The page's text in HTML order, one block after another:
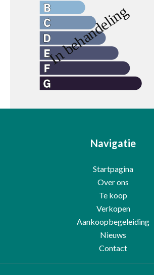
Navigatie
Startpagina
Over ons
Te koop
Verkopen
Aankoopbegeleiding
Nieuws
Contact